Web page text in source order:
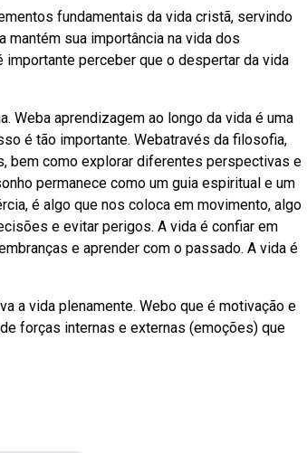
fundamentais da vida cristã, servindo
mantém sua importância na vida dos
perceber que o despertar da vida
Weba aprendizagem ao longo da vida é uma
é tão importante. Webatravés da filosofia,
bem como explorar diferentes perspectivas e
permanece como um guia espiritual e um
é algo que nos coloca em movimento, algo
e evitar perigos. A vida é confiar em
e aprender com o passado. A vida é
a vida plenamente. Webo que é motivação e
forças internas e externas (emoções) que